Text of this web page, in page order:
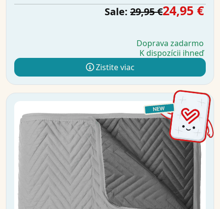
Sale: 29,95 €24,95 €
Doprava zadarmo
K dispozícii ihneď
Zistite viac